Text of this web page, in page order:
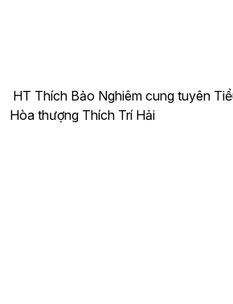
HT Thích Bảo Nghiêm cung tuyên
Hòa thượng Thích Trí Hải